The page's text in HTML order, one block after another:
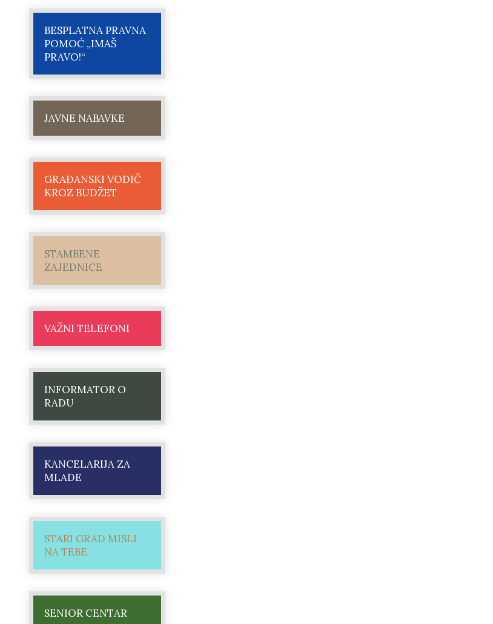
BESPLATNA PRAVNA
POMOĆ „IMAŠ
PRAVO!“
JAVNE NABAVKE
GRAĐANSKI VODIČ
KROZ BUDŽET
STAMBENE
ZAJEDNICE
VAŽNI TELEFONI
INFORMATOR O
RADU
KANCELARIJA ZA
MLADE
STARI GRAD MISLI
NA TEBE
SENIOR CENTAR